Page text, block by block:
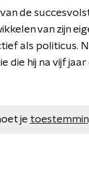
van de
van zijn
als politicus.
die hij na vijf
je